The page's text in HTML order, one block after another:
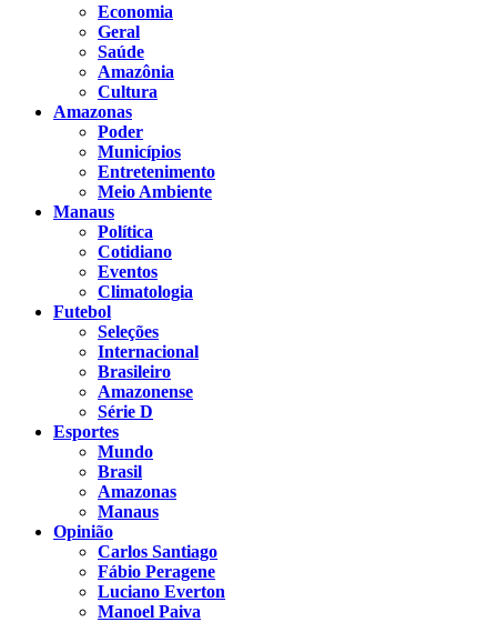
Economia
Geral
Saúde
Amazônia
Cultura
Amazonas
Poder
Municípios
Entretenimento
Meio Ambiente
Manaus
Política
Cotidiano
Eventos
Climatologia
Futebol
Seleções
Internacional
Brasileiro
Amazonense
Série D
Esportes
Mundo
Brasil
Amazonas
Manaus
Opinião
Carlos Santiago
Fábio Peragene
Luciano Everton
Manoel Paiva